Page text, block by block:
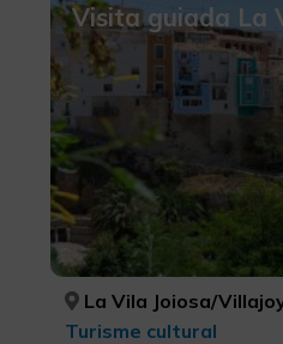
Visita guiada La
La Vila Joiosa/
Turisme cultural